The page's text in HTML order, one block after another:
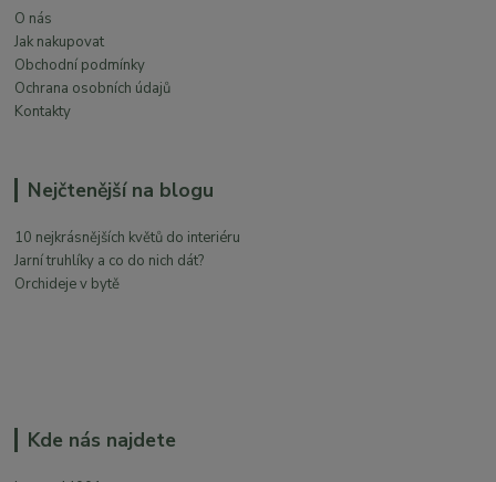
O nás
Jak nakupovat
Obchodní podmínky
Ochrana osobních údajů
Kontakty
Nejčtenější na blogu
10 nejkrásnějších květů do interiéru
Jarní truhlíky a co do nich dát?
Orchideje v bytě
Kde nás najdete